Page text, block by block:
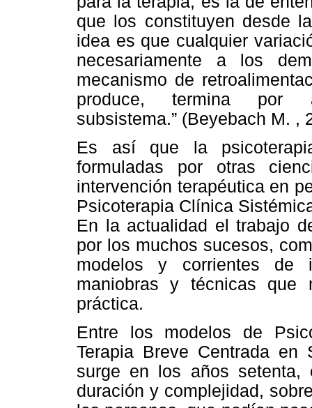
que los constituyen desde
idea es que cualquier
necesariamente a los
mecanismo de
produce, termina por
subsistema.” (Beyebach M. ,
Es así que la
formuladas por otras
intervención terapéutica en
Psicoterapia Clínica
En la actualidad el trabajo
por los muchos sucesos,
modelos y corrientes de
maniobras y técnicas que
práctica.
Entre los modelos de
Terapia Breve Centrada en
surge en los años setenta,
duración y complejidad,